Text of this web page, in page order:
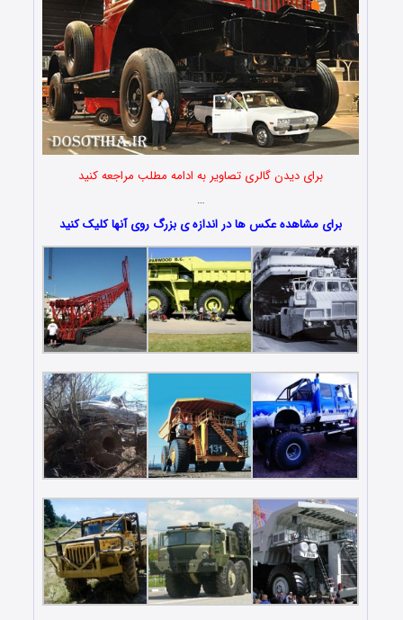
برای دیدن گالری تصاویر به ادامه مطلب مراجعه کنید
…
برای مشاهده عکس ها در اندازه ی بزرگ روی آنها کلیک کنید